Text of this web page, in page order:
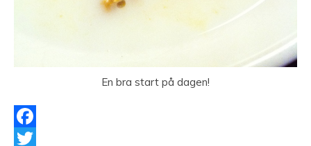
En bra start på dagen!
Facebook